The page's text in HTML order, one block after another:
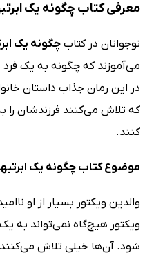
معرفی کتاب چگونه یک
نوجوانان در کتاب چگونه یک
می‌آموزند که چگونه به یک
در این رمان جذاب داستان
که تلاش می‌کنند فرزندشان
کنند.
موضوع کتاب چگونه یک
والدین ویکتور بسیار از او
ویکتور هیچ‌گاه نمی‌تواند به
شود. آن‌ها خیلی تلاش می‌کنند